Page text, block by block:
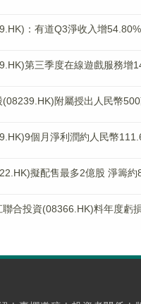
：有道Q3淨收入增
第三季度在線遊戲服務增
附屬授出人民幣
個月淨利潤約人民幣
擬配售最多2億股 淨籌
聯合投資(08366.HK)料年度虧